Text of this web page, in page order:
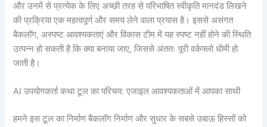
और उनमें से प्रत्येक के लिए अच्छी तरह से परिभाषित स्वीकृति मानदंड लिखने
की प्रक्रिया एक महत्वपूर्ण और समय लेने वाला प्रयास है। इससे असंगत
बैकलॉग, अस्पष्ट आवश्यकताएं और विकास टीम में यह स्पष्ट नहीं होने की स्थिति
उत्पन्न हो सकती है कि क्या बनाया जाए, जिससे अंततः पूरी वर्कफ्लो धीमी हो
जाती है।
AI उपयोगकर्ता कथा टूल का परिचय: एजाइल आवश्यकताओं में आपका साथी
हमने इस टूल का निर्माण बैकलॉग निर्माण और सुधार के सबसे उबाऊ हिस्सों को